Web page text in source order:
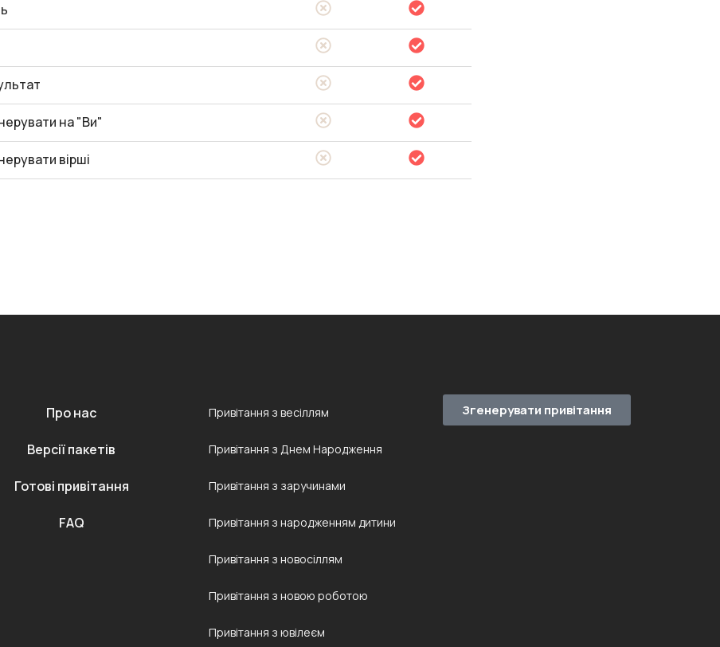
на "Ви"
вірші
Про нас
Версії пакетів
Готові привітання
FAQ
Привітання з весіллям
Привітання з Днем Народження
Привітання з заручинами
Привітання з народженням дитини
Привітання з новосіллям
Привітання з новою роботою
Привітання з ювілеєм
Згенерувати привітання